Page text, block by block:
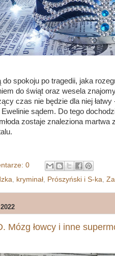
do spokoju po tragedii, jaka
do świąt oraz wesela
czas nie będzie dla niej
sądem. Do tego
zostaje znaleziona
0
kryminał Prószyński i S-ka
Mózg łowcy i inne